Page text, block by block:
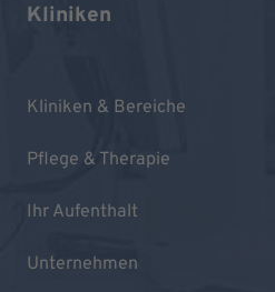
Kliniken
Kliniken & Bereiche
Pflege & Therapie
Ihr Aufenthalt
Unternehmen